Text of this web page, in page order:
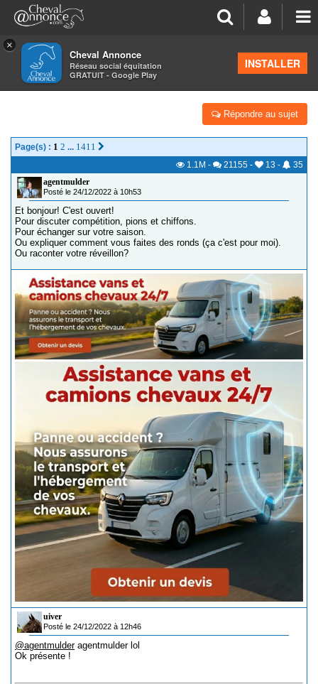
×
Cheval Annonce
Réseau social équitation
GRATUIT - Google Play
INSTALLER
>Concours cheval
DRESSEURS CINGLÉS
Répondre au sujet
Page(s) : 1 2 ... 1411
1.1M - 21155 - 13 -
35
agentmulder
Posté le 24/12/2022 à 10h53
Et bonjour! C'est ouvert!
Pour discuter compétition, pions et chiffons.
Pour échanger sur votre saison.
Ou expliquer comment vous faites des ronds (ça c'est pour moi).
Ou raconter votre réveillon?
uiver
Posté le 24/12/2022 à 12h46
@agentmulder agentmulder lol
Ok présente !